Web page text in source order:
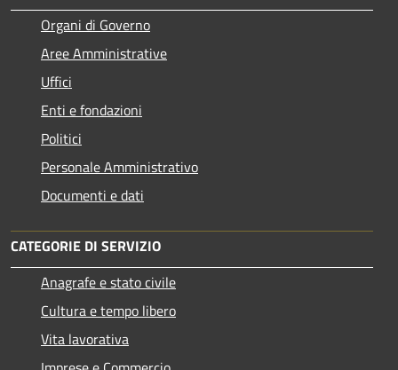
Organi di Governo
Aree Amministrative
Uffici
Enti e fondazioni
Politici
Personale Amministrativo
Documenti e dati
CATEGORIE DI SERVIZIO
Anagrafe e stato civile
Cultura e tempo libero
Vita lavorativa